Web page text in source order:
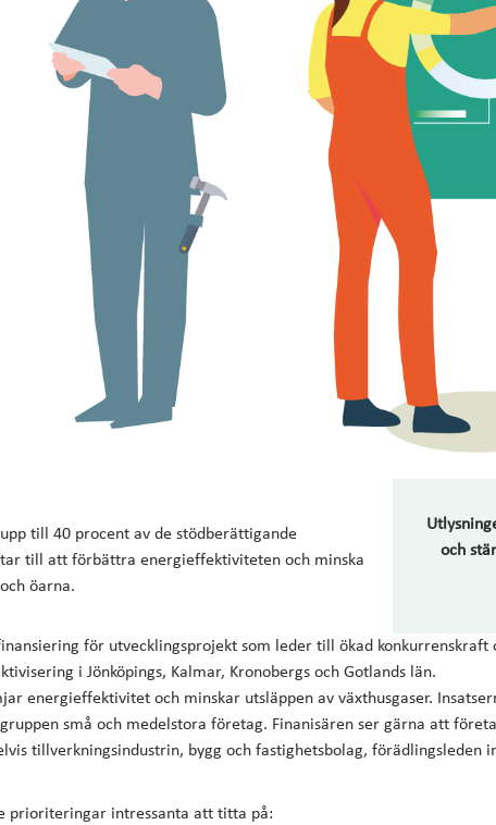
till 40 procent av de stödberättigande
till att förbättra energieffektiviteten och minska
öarna.
och
för utvecklingsprojekt som leder till ökad konkurrenskraft
i Jönköpings, Kalmar, Kronobergs och Gotlands län.
energieffektivitet och minskar utsläppen av växthusgaser.
små och medelstora företag. Finanisären ser gärna att
tillverkningsindustrin, bygg och fastighetsbolag, förädlingsleden
prioriteringar intressanta att titta på: